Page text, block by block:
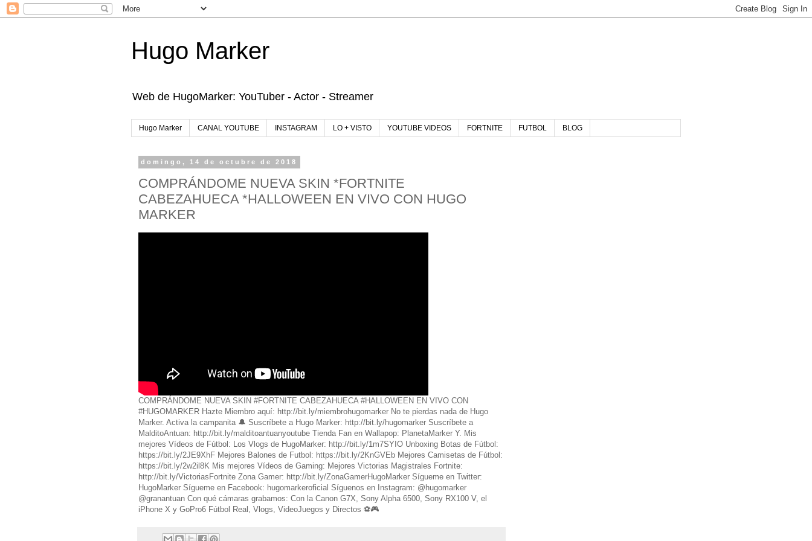
Hugo Marker
Web de HugoMarker: YouTuber - Actor - Streamer
Hugo Marker CANAL YOUTUBE INSTAGRAM LO + VISTO YOUTUBE VIDEOS FORTNITE FUTBOL BLOG
domingo, 14 de octubre de 2018
COMPRÁNDOME NUEVA SKIN *FORTNITE
CABEZAHUECA *HALLOWEEN EN VIVO CON HUGO
MARKER
COMPRÁNDOME NUEVA SKIN #FORTNITE CABEZAHUECA #HALLOWEEN EN VIVO CON
#HUGOMARKER Hazte Miembro aquí: http://bit.ly/miembrohugomarker No te pierdas nada de Hugo
Marker. Activa la campanita 🔔 Suscríbete a Hugo Marker: http://bit.ly/hugomarker Suscríbete a
MalditoAntuan: http://bit.ly/malditoantuanyoutube Tienda Fan en Wallapop: PlanetaMarker Y. Mis
mejores Vídeos de Fútbol: Los Vlogs de HugoMarker: http://bit.ly/1m7SYIO Unboxing Botas de Fútbol:
https://bit.ly/2JE9XhF Mejores Balones de Futbol: https://bit.ly/2KnGVEb Mejores Camisetas de Fútbol:
https://bit.ly/2w2il8K Mis mejores Vídeos de Gaming: Mejores Victorias Magistrales Fortnite:
http://bit.ly/VictoriasFortnite Zona Gamer: http://bit.ly/ZonaGamerHugoMarker Sígueme en Twitter:
HugoMarker Sígueme en Facebook: hugomarkeroficial Síguenos en Instagram: @hugomarker
@granantuan Con qué cámaras grabamos: Con la Canon G7X, Sony Alpha 6500, Sony RX100 V, el
iPhone X y GoPro6 Fútbol Real, Vlogs, VideoJuegos y Directos ⚽️🎮